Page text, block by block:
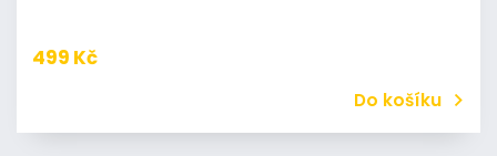
499 Kč
Do košíku